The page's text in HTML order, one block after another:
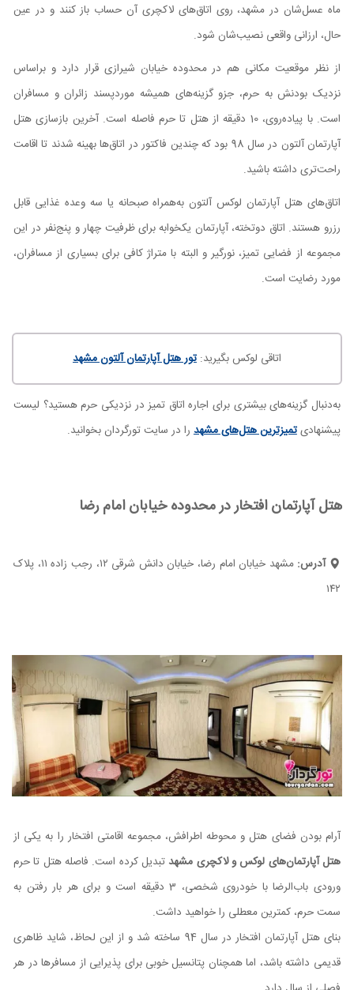
ماه‌ عسل‌شان در مشهد، روی اتاق‌های لاکچری آن حساب باز کنند و در عین
حال، ارزانی واقعی نصیب‌شان شود.
از نظر موقعیت مکانی هم در محدوده خیابان شیرازی قرار دارد و براساس
نزدیک بودنش به حرم، جزو گزینه‌های همیشه موردپسند زائران و مسافران
است. با پیاده‌روی، 10 دقیقه از هتل تا حرم فاصله است. آخرین بازسازی هتل
آپارتمان آلتون در سال 98 بود که چندین فاکتور در اتاق‌ها بهینه شدند تا اقامت
راحت‌تری داشته باشید.
اتاق‌های هتل آپارتمان لوکس آلتون به‌همراه صبحانه یا سه وعده غذایی قابل
رزرو هستند. اتاق دوتخته، آپارتمان یکخوابه برای ظرفیت چهار و پنج‌نفر در این
مجموعه از فضایی تمیز، نورگیر و البته با متراژ کافی برای بسیاری از مسافران،
مورد رضایت است.
اتاقی لوکس بگیرید: تور هتل آپارتمان آلتون مشهد
به‌دنبال گزینه‌های بیشتری برای اجاره اتاق تمیز در نزدیکی حرم هستید؟ لیست
پیشنهادیتمیزترین هتل‌های مشهد را در سایت تورگردان بخوانید.
هتل آپارتمان افتخار در محدوده خیابان امام رضا
آدرس:
مشهد خیابان امام رضا، خیابان دانش شرقی ۱۲، رجب زاده ۱۱، پلاک
۱۴۲
آرام بودن فضای هتل و محوطه اطرافش، مجموعه اقامتی افتخار را به یکی از
هتل‌ آپارتمان‌های لوکس و لاکچری مشهد تبدیل کرده است. فاصله هتل تا حرم
ورودی باب‌الرضا با خودروی شخصی، 3 دقیقه است و برای هر بار رفتن به
سمت حرم، کمترین معطلی را خواهید داشت.
بنای هتل آپارتمان افتخار در سال 94 ساخته شد و از این لحاظ، شاید ظاهری
قدیمی داشته باشد، اما همچنان پتانسیل خوبی برای پذیرایی از مسافرها در هر